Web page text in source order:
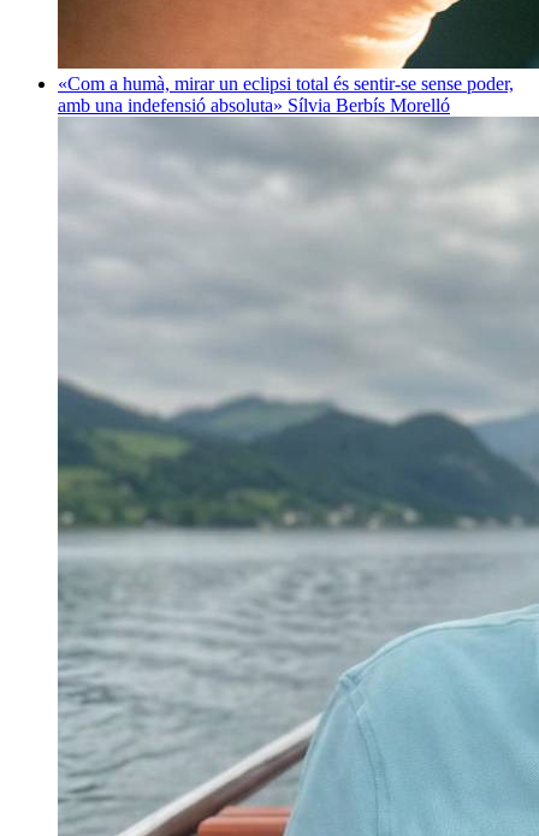
«Com a humà, mirar un eclipsi total és sentir-se sense poder,
amb una indefensió absoluta» Sílvia Berbís Morelló